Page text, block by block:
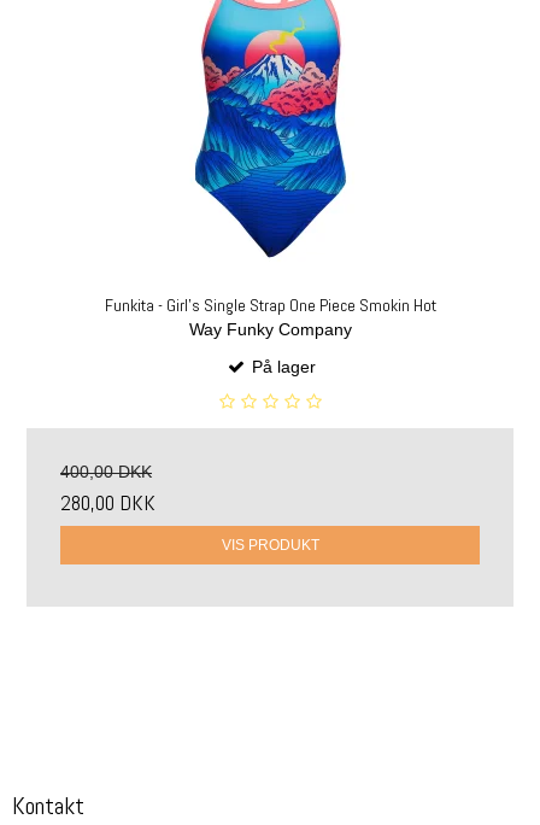
Funkita - Girl's Single Strap One Piece Smokin Hot
Way Funky Company
På lager
400,00 DKK
280,00 DKK
VIS PRODUKT
Kontakt